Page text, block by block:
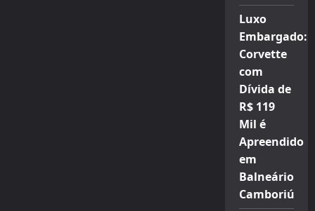
Luxo
Embargado:
Corvette
com
Dívida de
R$ 119
Mil é
Apreendido
em
Balneário
Camboriú